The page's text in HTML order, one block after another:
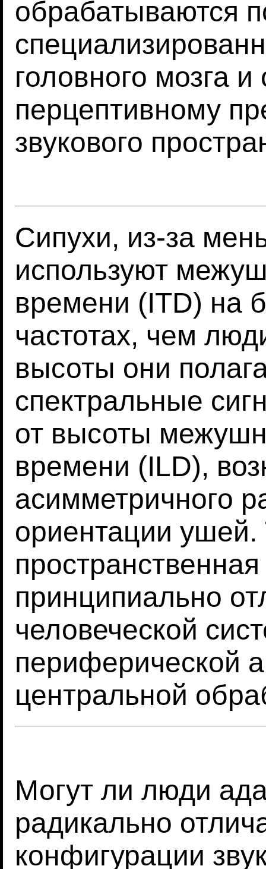
обрабатываются
головного мозга
перцептивному
звукового
Сипухи, из-за
используют
времени (ITD) на
частотах, чем
высоты они
спектральные
от высоты
времени (ILD),
асимметричного
ориентации
принципиально
человеческой
периферической
центральной
Могут ли люди
радикально
конфигурации